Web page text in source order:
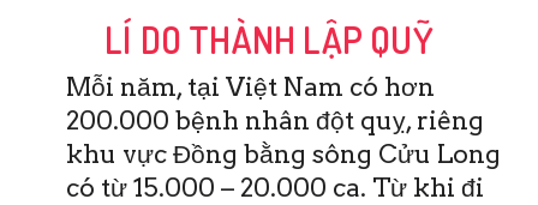
LÍ DO THÀNH LẬP QUỸ
Mỗi năm, tại Việt Nam có hơn
200.000 bệnh nhân đột quỵ, riêng
khu vực Đồng bằng sông Cửu Long
có từ 15.000 – 20.000 ca. Từ khi đi